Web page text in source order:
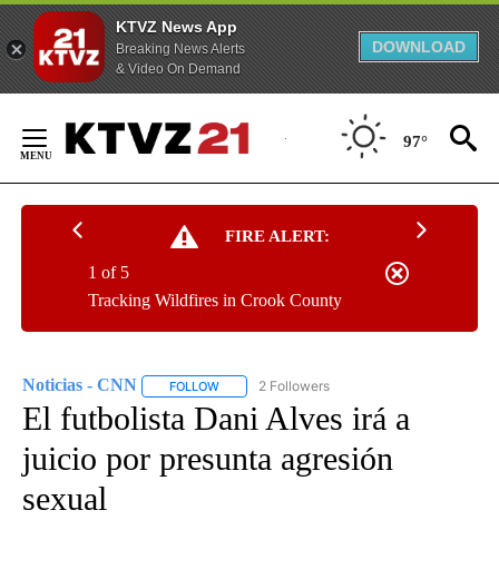
KTVZ News App
Breaking News Alerts
& Video On Demand
DOWNLOAD
Content
97°
FIRE ALERT:
Tracking Wildfires in Crook County
1 of 5
Noticias - CNN FOLLOW FOLLOW "NOTICIAS - CNN" TO RECEIVE
2 Followers
El futbolista Dani Alves irá a
juicio por presunta agresión
sexual